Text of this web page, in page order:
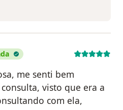
me senti bem
visto que era a
com ela,